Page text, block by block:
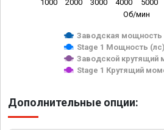
Об/мин
Заводская мощность
Stage 1 Мощность (лс)
Заводской крутящий
Stage 1 Крутящий
1000 2000 3000 4000 5000
Дополнительные опции: